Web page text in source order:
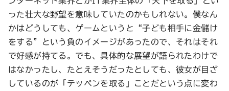
った壮大な野望を意味していたのかもしれない。僕なん
かはどうしても、ゲームというと“子ども相手に金儲け
をする”という負のイメージがあったので、それはそれ
で好感が持てる。でも、具体的な展望が語られたわけで
はなかったし、たとえそうだったとしても、彼女が目ざ
しているのが「テッペンを取る」ことだという点に変わ